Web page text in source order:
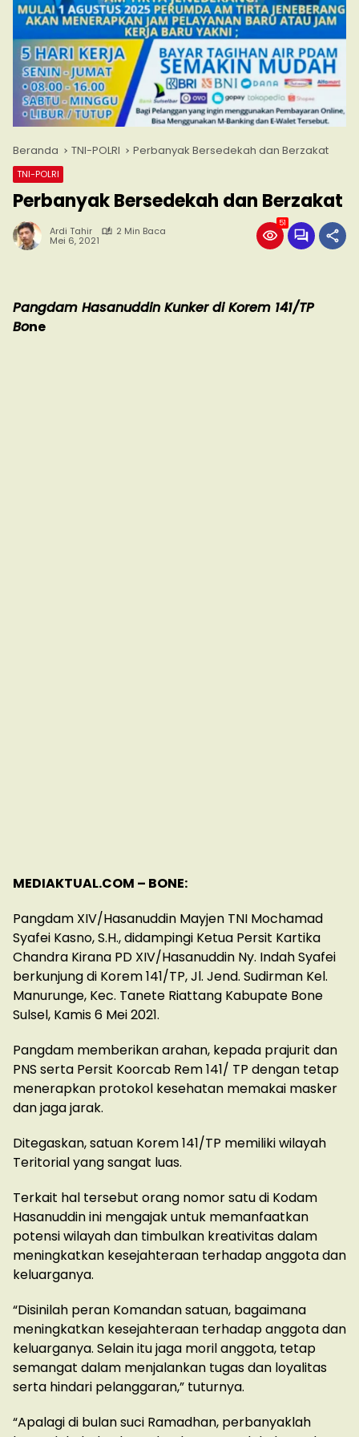
Beranda TNI-POLRI Perbanyak Bersedekah dan Berzakat
TNI-POLRI
Perbanyak Bersedekah dan Berzakat
Ardi Tahir 2 Min Baca
Mei 6, 2021
51
Pangdam Hasanuddin Kunker di Korem 141/TP
Bone
MEDIAKTUAL.COM – BONE:
Pangdam XIV/Hasanuddin Mayjen TNI Mochamad
Syafei Kasno, S.H., didampingi Ketua Persit Kartika
Chandra Kirana PD XIV/Hasanuddin Ny. Indah Syafei
berkunjung di Korem 141/TP, Jl. Jend. Sudirman Kel.
Manurunge, Kec. Tanete Riattang Kabupate Bone
Sulsel, Kamis 6 Mei 2021.
Pangdam memberikan arahan, kepada prajurit dan
PNS serta Persit Koorcab Rem 141/ TP dengan tetap
menerapkan protokol kesehatan memakai masker
dan jaga jarak.
Ditegaskan, satuan Korem 141/TP memiliki wilayah
Teritorial yang sangat luas.
Terkait hal tersebut orang nomor satu di Kodam
Hasanuddin ini mengajak untuk memanfaatkan
potensi wilayah dan timbulkan kreativitas dalam
meningkatkan kesejahteraan terhadap anggota dan
keluarganya.
“Disinilah peran Komandan satuan, bagaimana
meningkatkan kesejahteraan terhadap anggota dan
keluarganya. Selain itu jaga moril anggota, tetap
semangat dalam menjalankan tugas dan loyalitas
serta hindari pelanggaran,” tuturnya.
“Apalagi di bulan suci Ramadhan, perbanyaklah